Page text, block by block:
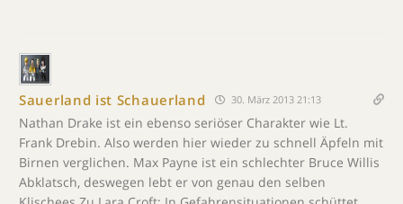
Sauerland ist Schauerland 30. März 2013 21:13
Nathan Drake ist ein ebenso seriöser Charakter wie Lt.
Frank Drebin. Also werden hier wieder zu schnell Äpfeln mit
Birnen verglichen. Max Payne ist ein schlechter Bruce Willis
Abklatsch, deswegen lebt er von genau den selben